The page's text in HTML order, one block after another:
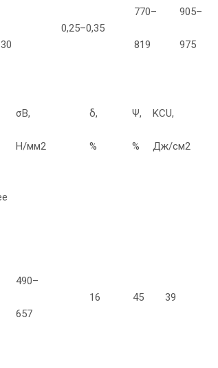
0,25–0,35
770–
819
905–
975
σВ,
Н/мм2
δ,
%
Ψ,
%
KCU,
Дж/см2
490–
657
16 45 39